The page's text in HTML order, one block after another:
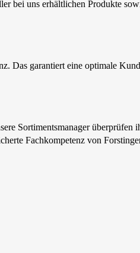
bei uns erhältlichen Produkte
Das garantiert eine optimale
Sortimentsmanager überprüfen
Fachkompetenz von